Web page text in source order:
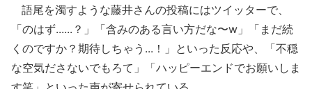
語尾を濁すような藤井さんの投稿にはツイッターで、
「のはず......？」「含みのある言い方だな〜w」「まだ続
くのですか？期待しちゃう...！」といった反応や、「不穏
な空気ださないでもろて」「ハッピーエンドでお願いしま